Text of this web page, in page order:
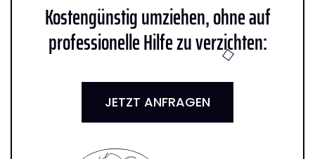
Kostengünstig umziehen, ohne auf
professionelle Hilfe zu verzichten:
JETZT ANFRAGEN